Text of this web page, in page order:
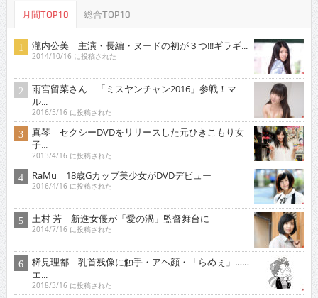
月間TOP10 総合TOP10
瀧内公美 主演・長編・ヌードの初が３つ!!!ギラギ...
2014/10/16 に投稿された
雨宮留菜さん 「ミスヤンチャン2016」参戦！マ
ル...
2016/5/16 に投稿された
真琴 セクシーDVDをリリースした元ひきこもり女
子...
2013/4/16 に投稿された
RaMu 18歳Gカップ美少女がDVDデビュー
2016/4/16 に投稿された
土村 芳 新進女優が「愛の渦」監督舞台に
2014/7/16 に投稿された
稀見理都 乳首残像に触手・アヘ顔・「らめぇ」……
エ...
2018/3/16 に投稿された